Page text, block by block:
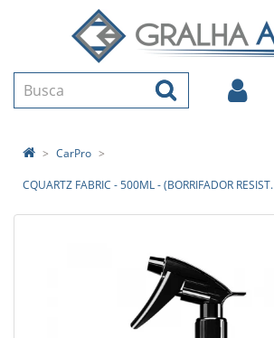
CarPro
CQUARTZ FABRIC - 500ML - (BORRIFADOR